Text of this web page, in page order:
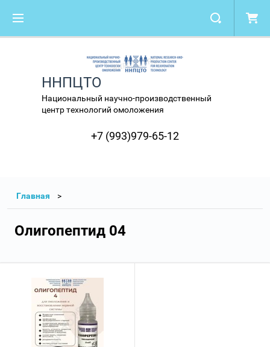
ННПЦТО
Национальный научно-производственный
центр технологий омоложения
+7 (993)979-65-12
Главная
Олигопептид 04